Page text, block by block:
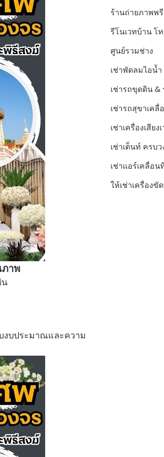
ภาพ
น
งบประมาณและความ
ร้านถ่ายภาพพรี
รีโนเวทบ้าน โ
ศูนย์รวมช่าง
เช่าพัดลมไอน้
เช่ารถขุดดิน
เช่ารถสุขาเค
เช่าเครื่องเสีย
เช่าเต็นท์ ครบว
เช่าแอร์เคลื่อน
ให้เช่าเครื่องขั